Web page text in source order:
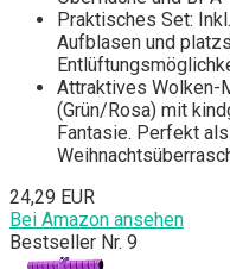
Praktisches Set:
Aufblasen und
Attraktives Wolken-
(Grün/Rosa) mit
Fantasie. Perfekt
24,29 EUR
Bei Amazon ansehen
Bestseller Nr. 9